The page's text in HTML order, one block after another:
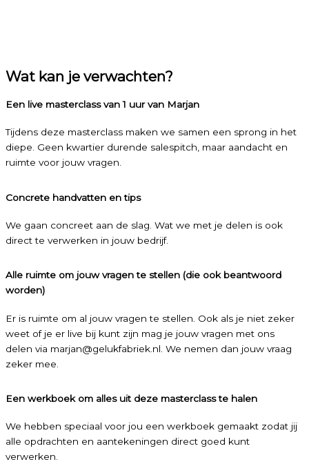
Wat kan je verwachten?
Een live masterclass van 1 uur van Marjan
Tijdens deze masterclass maken we samen een sprong in het
diepe. Geen kwartier durende salespitch, maar aandacht en
ruimte voor jouw vragen.
Concrete handvatten en tips
We gaan concreet aan de slag. Wat we met je delen is ook
direct te verwerken in jouw bedrijf.
Alle ruimte om jouw vragen te stellen (die ook beantwoord
worden)
Er is ruimte om al jouw vragen te stellen. Ook als je niet zeker
weet of je er live bij kunt zijn mag je jouw vragen met ons
delen via marjan@gelukfabriek.nl. We nemen dan jouw vraag
zeker mee.
Een werkboek om alles uit deze masterclass te halen
We hebben speciaal voor jou een werkboek gemaakt zodat jij
alle opdrachten en aantekeningen direct goed kunt
verwerken.